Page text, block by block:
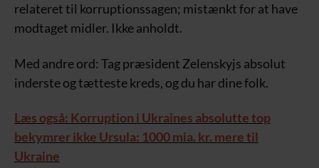
relateret til korruptionssagen; mistænkt for at have
modtaget midler. Ikke anholdt.
Med andre ord: Tag præsident Zelenskyjs absolut
inderste og tætteste kreds, og du har dine folk.
Læs også: Korruption i Ukraines absolutte top
bekymrer ikke Ursula: 1000 mia. kr. mere til
Ukraine